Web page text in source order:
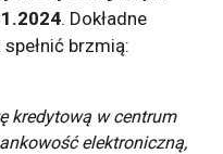
. Dokładne
brzmią:
kredytową w centrum
elektroniczną,